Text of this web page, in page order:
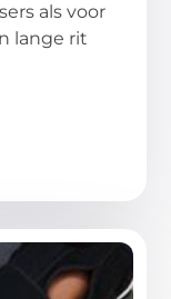
als voor
lange rit